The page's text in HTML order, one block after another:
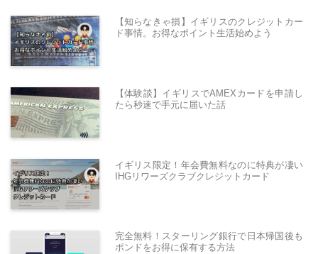
【知らなきゃ損】イギリスのクレジットカー
ド事情。お得なポイント生活始めよう
【体験談】イギリスでAMEXカードを申請し
たら秒速で手元に届いた話
イギリス限定！年会費無料なのに特典が凄い
IHGリワーズクラブクレジットカード
完全無料！スターリング銀行で日本帰国後も
ポンドをお得に保有する方法